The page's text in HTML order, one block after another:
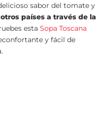
sabor del tomate y
países a través de la
estaSopa Toscana
y fácil de